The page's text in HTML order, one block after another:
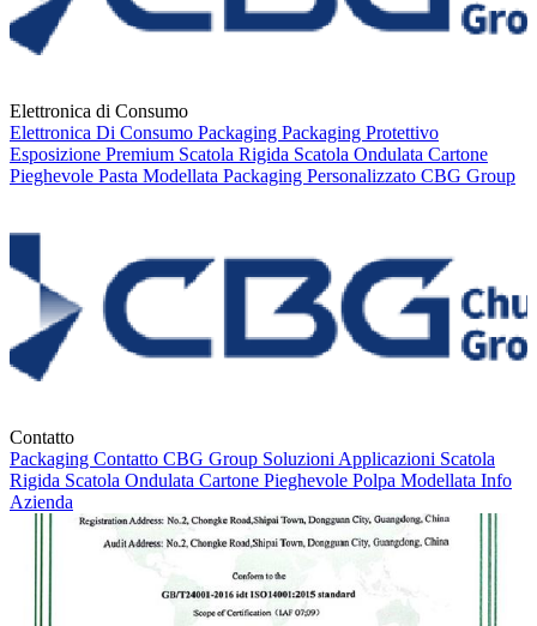
Elettronica di Consumo
Elettronica Di Consumo Packaging Packaging Protettivo
Esposizione Premium Scatola Rigida Scatola Ondulata Cartone
Pieghevole Pasta Modellata Packaging Personalizzato CBG Group
Contatto
Packaging Contatto CBG Group Soluzioni Applicazioni Scatola
Rigida Scatola Ondulata Cartone Pieghevole Polpa Modellata Info
Azienda